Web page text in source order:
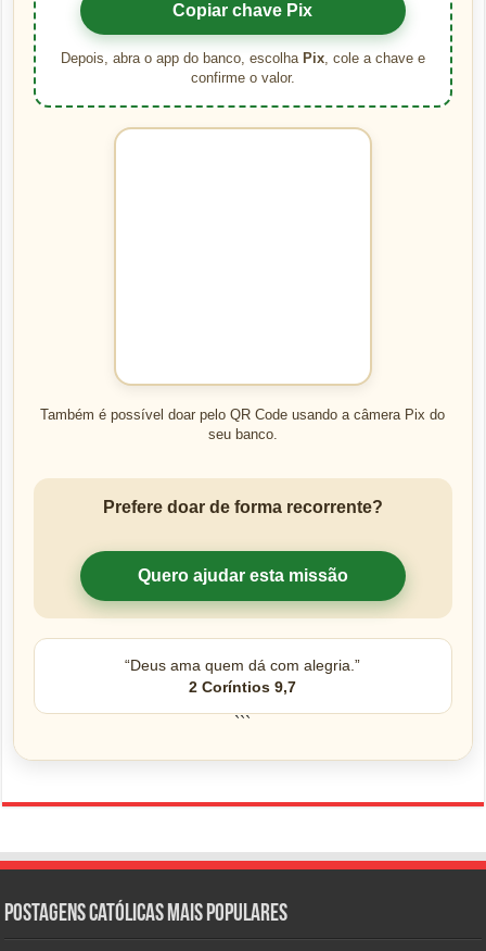
Copiar chave Pix
Depois, abra o app do banco, escolha Pix, cole a chave e
confirme o valor.
Também é possível doar pelo QR Code usando a câmera Pix do
seu banco.
Prefere doar de forma recorrente?
Quero ajudar esta missão
“Deus ama quem dá com alegria.”
2 Coríntios 9,7
```
Postagens católicas mais Populares